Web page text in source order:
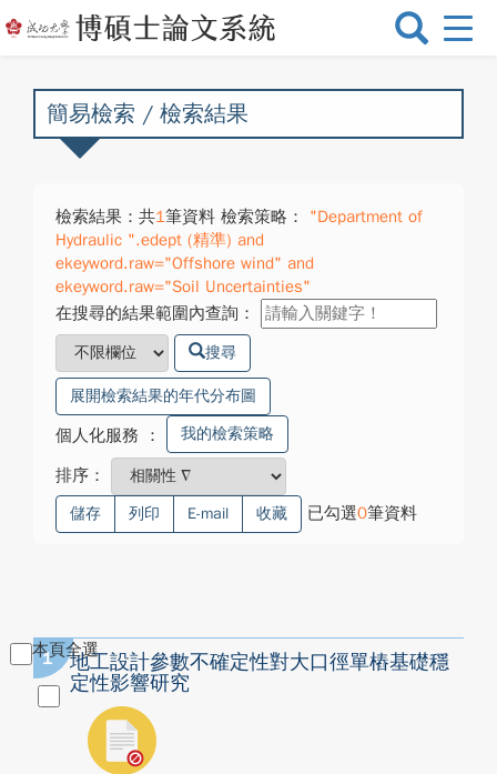
選
換
簡易檢索 / 檢索結果
檢索結果：共1筆資料 檢索策略：
"Department of
Hydraulic ".edept (精準) and
ekeyword.raw="Offshore wind" and
ekeyword.raw="Soil Uncertainties"
在搜尋的結果範圍內查詢：
搜尋
展開檢索結果的年代分布圖
個人化服務 ： 我的檢索策略
排序：
儲存 列印 E-mail 收藏 已勾選0筆資料
本頁全選
1
地工設計參數不確定性對大口徑單樁基礎穩
定性影響研究